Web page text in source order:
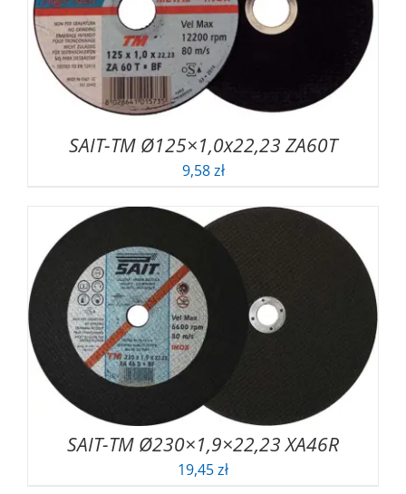
SAIT-TM Ø125×1,0x22,23 ZA60T
9,58zł
SAIT-TM Ø230×1,9×22,23 XA46R
19,45zł